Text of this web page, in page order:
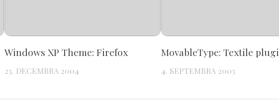
Windows XP Theme: Firefox
23. DECEMBRA 2004
MovableType: Textile
4. SEPTEMBRA 2003